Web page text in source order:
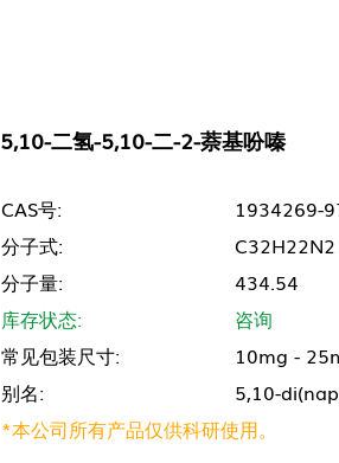
5,10-二氢-5,10-二-2-萘基吩嗪
CAS号:
1934269-
分子式:
C32H22N2
分子量:
434.54
库存状态:
咨询
常见包装尺寸:
10mg -
别名:
5,10-
*本公司所有产品仅供科研使用。